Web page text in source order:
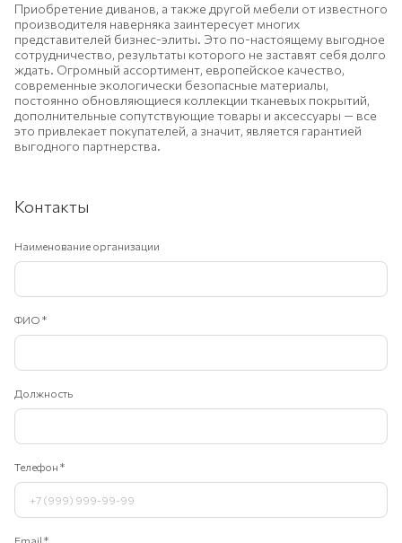
Приобретение диванов, а также другой мебели от известного
производителя наверняка заинтересует многих
представителей бизнес-элиты. Это по-настоящему выгодное
сотрудничество, результаты которого не заставят себя долго
ждать. Огромный ассортимент, европейское качество,
современные экологически безопасные материалы,
постоянно обновляющиеся коллекции тканевых покрытий,
дополнительные сопутствующие товары и аксессуары — все
это привлекает покупателей, а значит, является гарантией
выгодного партнерства.
Контакты
Наименование организации
ФИО *
Должность
Телефон *
Email *